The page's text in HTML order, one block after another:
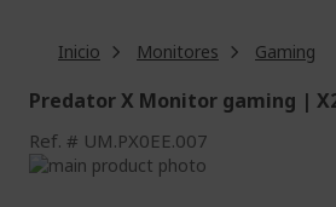
Inicio Monitores Gaming
Predator X Monitor gaming |
Ref. UM.PX0EE.007
Saltar